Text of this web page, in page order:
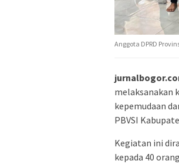
Anggota DPRD
melaksanakan
kepemudaan
PBVSI
Kegiatan ini
kepada 40